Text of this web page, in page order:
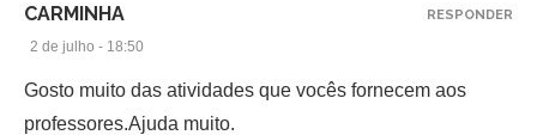
CARMINHA
2 de julho - 18:50
Gosto muito das atividades que vocês fornecem aos
professores.Ajuda muito.
RESPONDER